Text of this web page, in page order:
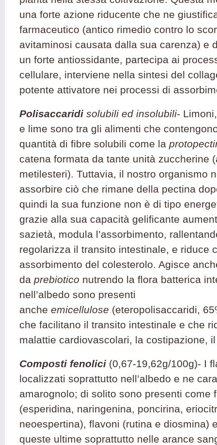
una forte azione riducente che ne
farmaceutico (antico rimedio contro lo
avitaminosi causata dalla sua carenza) e
un forte antiossidante, partecipa ai
cellulare, interviene nella sintesi del
potente attivatore nei processi di
Polisaccaridi solubili ed insolubili-
e lime sono tra gli alimenti che
quantità di fibre solubili come la
catena formata da tante unità zuccherine
metilesteri). Tuttavia, il nostro organismo
assorbire ciò che rimane della pectina
quindi la sua funzione non è di tipo
grazie alla sua capacità gelificante
sazietà, modula l’assorbimento,
regolarizza il transito intestinale, e riduce
assorbimento del colesterolo. Agisce
da prebiotico nutrendo la flora batterica
nell’albedo sono presenti
anche emicellulose (eteropolisaccaridi,
che facilitano il transito intestinale e che
malattie cardiovascolari, la costipazione,
Composti fenolici (0,67-19,62g/100g)- I
localizzati soprattutto nell’albedo e ne
amarognolo; di solito sono presenti come
(esperidina, naringenina, poncirina,
neoespertina), flavoni (rutina e diosmina)
queste ultime soprattutto nelle arance